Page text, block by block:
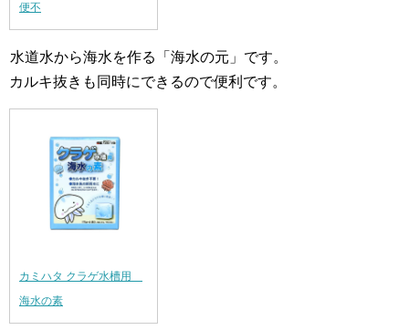
便不
水道水から海水を作る「海水の元」です。
カルキ抜きも同時にできるので便利です。
カミハタ クラゲ水槽用
海水の素